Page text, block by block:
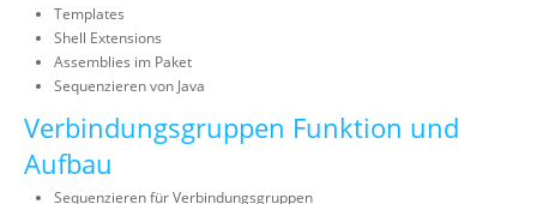
Templates
Shell Extensions
Assemblies im Paket
Sequenzieren von Java
Verbindungsgruppen Funktion und
Aufbau
Sequenzieren für Verbindungsgruppen